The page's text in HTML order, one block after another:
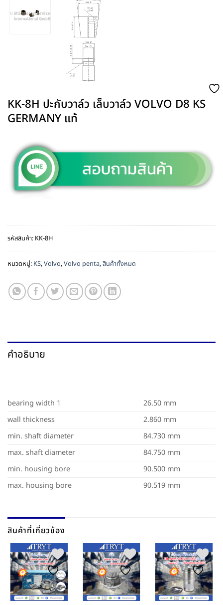
KK-8H ปะกับวาล์ว เล็บวาล์ว VOLVO D8 KS
GERMANY แท้
รหัสสินค้า: KK-8H
หมวดหมู่: KS,Volvo,Volvo penta,สินค้าทั้งหมด
คำอธิบาย
bearing width 1
26.50 mm
wall thickness
2.860 mm
min. shaft diameter
84.730 mm
max. shaft diameter
84.750 mm
min. housing bore
90.500 mm
max. housing bore
90.519 mm
สินค้าที่เกี่ยวข้อง